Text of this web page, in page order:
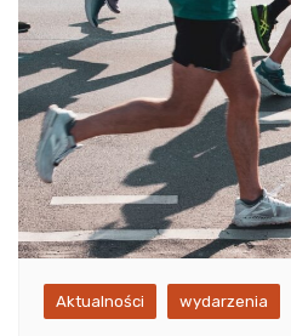
Aktualności wydarzenia